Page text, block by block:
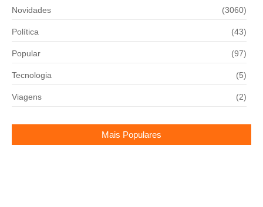
Mais Populares
Novidades (3060)
Política (43)
Popular (97)
Tecnologia (5)
Viagens (2)